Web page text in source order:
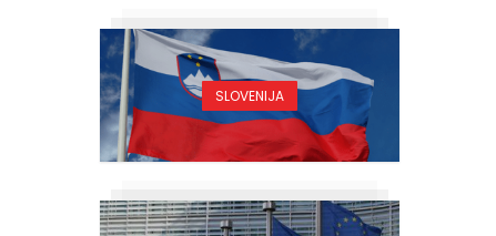
SLOVENIJA